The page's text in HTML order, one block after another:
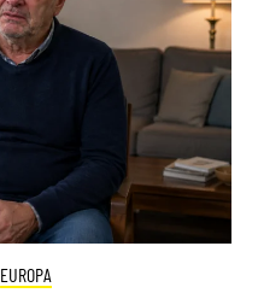
EUROPA